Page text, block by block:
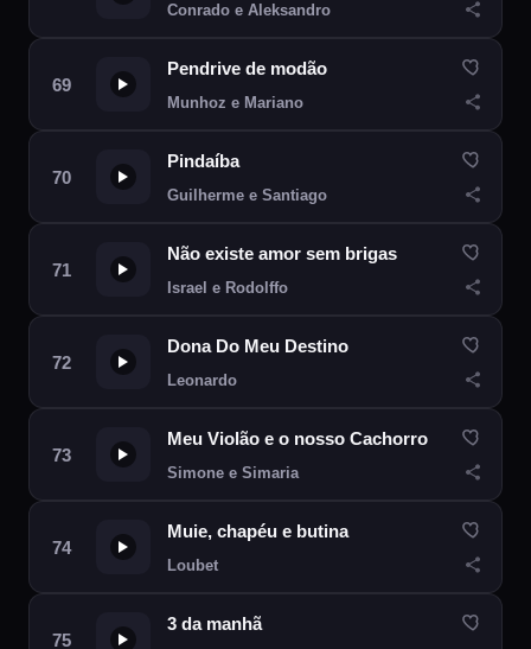
Conrado e Aleksandro
Pendrive de modão
Munhoz e Mariano
Pindaíba
Guilherme e Santiago
Não existe amor sem brigas
Israel e Rodolffo
Dona Do Meu Destino
Leonardo
Meu Violão e o nosso Cachorro
Simone e Simaria
Muie, chapéu e butina
Loubet
3 da manhã